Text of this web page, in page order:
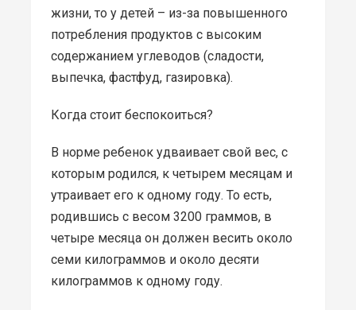
жизни, то у детей – из-за повышенного
потребления продуктов с высоким
содержанием углеводов (сладости,
выпечка, фастфуд, газировка).
Когда стоит беспокоиться?
В норме ребенок удваивает свой вес, с
которым родился, к четырем месяцам и
утраивает его к одному году. То есть,
родившись с весом 3200 граммов, в
четыре месяца он должен весить около
семи килограммов и около десяти
килограммов к одному году.